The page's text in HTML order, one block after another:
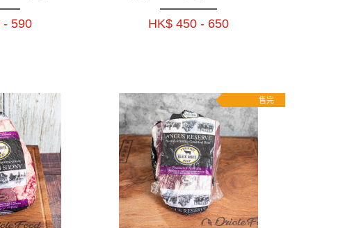
- 590 HK$ 450 - 650
售完